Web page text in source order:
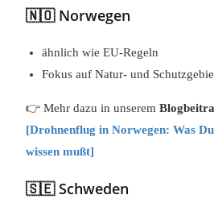
🇳🇴 Norwegen
ähnlich wie EU-Regeln
Fokus auf Natur- und
👉 Mehr dazu in unserem
[Drohnenflug in Norwegen: Was
wissen mußt]
🇸🇪 Schweden